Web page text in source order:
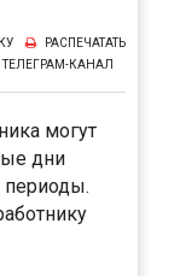
РАСПЕЧАТАТЬ
ТЕЛЕГРАМ-КАНАЛ
могут
дни
периоды.